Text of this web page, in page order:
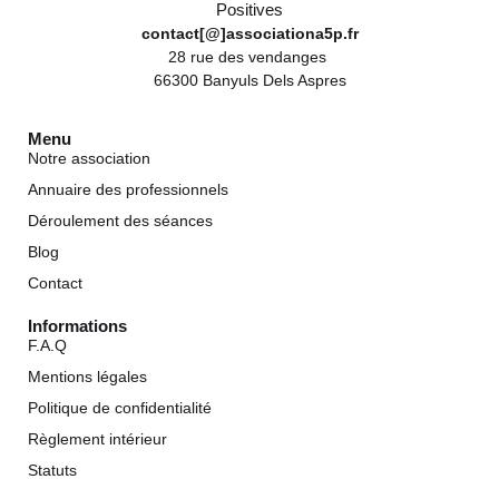
contact[@]associationa5p.fr
28 rue des vendanges
66300 Banyuls Dels Aspres
Menu
Notre association
Annuaire des professionnels
Déroulement des séances
Blog
Contact
Informations
F.A.Q
Mentions légales
Politique de confidentialité
Règlement intérieur
Statuts